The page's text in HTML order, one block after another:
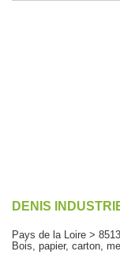
DENIS
Pays de la Loire >
Bois, papier, carton,